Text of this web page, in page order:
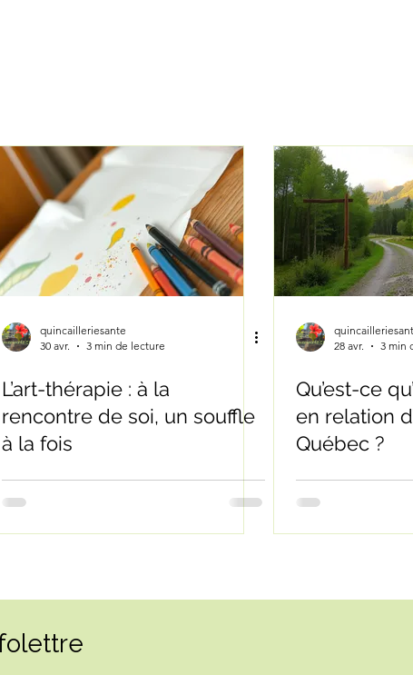
quincailleriesante
30 avr.
3 min de lecture
L’art-thérapie : à la
rencontre de soi, un souffle
à la fois
28 avr.
3 min
Qu’est-ce
en relation
Québec ?